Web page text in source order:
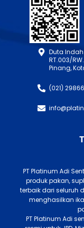
Duta Indah
RT.003/
Pinang,
(021)
PT Platinum Adi
produk pakan,
terbaik dari seluruh
menghasilkan
PT Platinum Adi